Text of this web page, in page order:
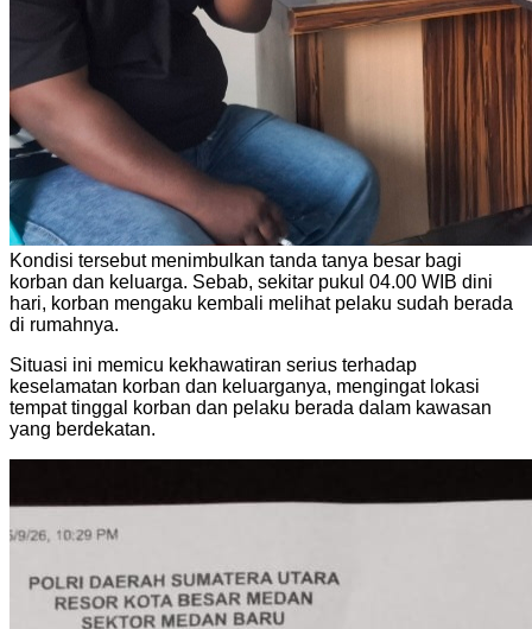
Kondisi tersebut menimbulkan tanda tanya besar bagi
korban dan keluarga. Sebab, sekitar pukul 04.00 WIB dini
hari, korban mengaku kembali melihat pelaku sudah berada
di rumahnya.
Situasi ini memicu kekhawatiran serius terhadap
keselamatan korban dan keluarganya, mengingat lokasi
tempat tinggal korban dan pelaku berada dalam kawasan
yang berdekatan.